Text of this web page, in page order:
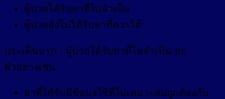
ผู้ป่วยได้รับยาที่ไม่จำเป็น
ผู้ป่วยยังไม่ได้รับยาที่ควรได้
ประเด็นแรก : ผู้ป่วยได้รับยาที่ไม่จำเป็น ยก
ตัวอย่างเช่น
ยาที่ได้รับมีข้อบ่งใช้ที่ไม่เหมาะสมถูกต้องกับ